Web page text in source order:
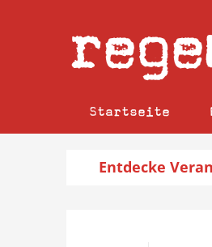
Startseite
Entdecke